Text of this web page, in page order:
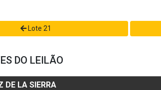
Lote 21
DO LEILÃO
DE LA SIERRA